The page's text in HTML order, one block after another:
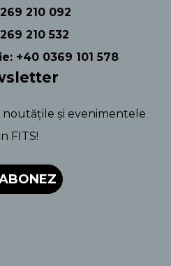
210 092
210 532
+40 0369 101 578
și evenimentele
FITS!